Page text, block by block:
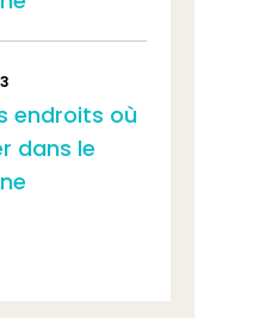
endroits où
dans le